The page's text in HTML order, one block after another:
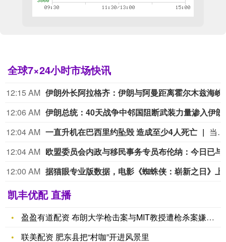
全球7×24小时市场快讯
12:15 AM
12:06 AM
12:04 AM 一直升机在巴西里约坠毁 造成至少4人死亡
当地时间8月8日，一架直升机在巴西里约热内卢市南部一片林地中坠毁，造成至少4人死亡。
12:04 AM
12:00 AM
凯丰优配 直播
盈盈有道配资 布朗大学枪击案与MIT教授遭枪杀案嫌犯系同一人
联美配资 肥东县把“村咖”开进风景里